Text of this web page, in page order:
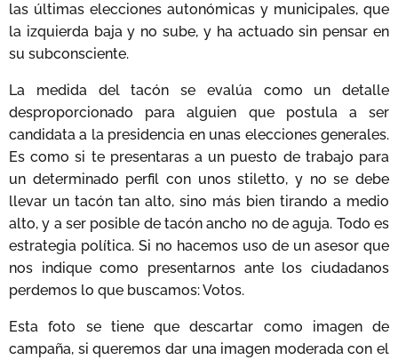
las últimas elecciones autonómicas y municipales, que
la izquierda baja y no sube, y ha actuado sin pensar en
su subconsciente.
La medida del tacón se evalúa como un detalle
desproporcionado para alguien que postula a ser
candidata a la presidencia en unas elecciones generales.
Es como si te presentaras a un puesto de trabajo para
un determinado perfil con unos stiletto, y no se debe
llevar un tacón tan alto, sino más bien tirando a medio
alto, y a ser posible de tacón ancho no de aguja. Todo es
estrategia política. Si no hacemos uso de un asesor que
nos indique como presentarnos ante los ciudadanos
perdemos lo que buscamos: Votos.
Esta foto se tiene que descartar como imagen de
campaña, si queremos dar una imagen moderada con el